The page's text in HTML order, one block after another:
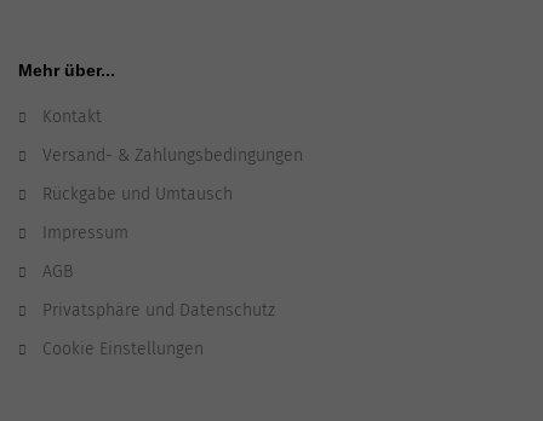
Mehr über...
Kontakt
Versand- & Zahlungsbedingungen
Rückgabe und Umtausch
Impressum
AGB
Privatsphäre und Datenschutz
Cookie Einstellungen